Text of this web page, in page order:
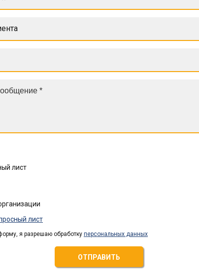
лист
лист
я разрешаю обработку персональных данных
ОТПРАВИТЬ